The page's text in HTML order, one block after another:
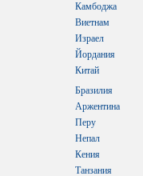
Камбоджа
Виетнам
Израел
Йордания
Китай
Бразилия
Аржентина
Перу
Непал
Кения
Танзания